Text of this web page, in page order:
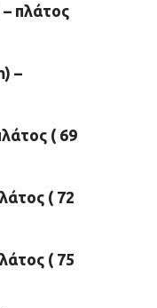
πλάτος
–
( 69
( 72
( 75